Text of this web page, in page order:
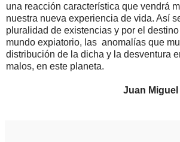
una reacción característica que vendrá
nuestra nueva experiencia de vida. Así
pluralidad de existencias y por el
mundo expiatorio, las anomalías que
distribución de la dicha y la desventura
malos, en este planeta.
Juan